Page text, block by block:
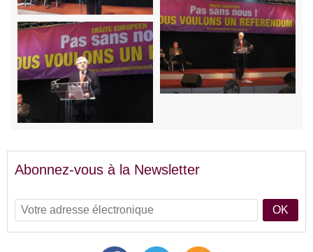
Abonnez-vous à la Newsletter
OK